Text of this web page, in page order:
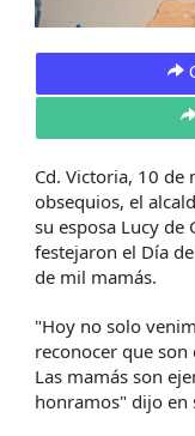
Cd. Victoria, 10 de
obsequios, el
su esposa Lucy de
festejaron el Día
de mil mamás.
"Hoy no solo
reconocer que
Las mamás son
honramos" dijo en